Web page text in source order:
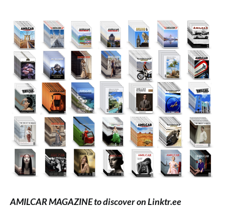
AMILCAR MAGAZINE to discover on Linktr.ee